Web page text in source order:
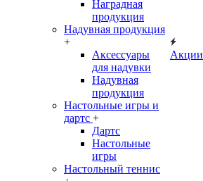
Наградная
продукция
Надувная продукция
+
Аксессуары
для надувки
Надувная
продукция
Настольные игры и
дартс +
Дартс
Настольные
игры
Настольный теннис
Акции